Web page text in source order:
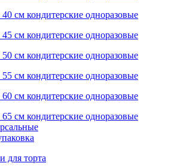
см кондитерские одноразовые
см кондитерские одноразовые
см кондитерские одноразовые
см кондитерские одноразовые
см кондитерские одноразовые
см кондитерские одноразовые
для торта